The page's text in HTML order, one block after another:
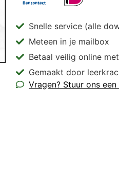
Snelle service (alle
Meteen in je mailbox
Betaal veilig online
Gemaakt door
Vragen? Stuur ons